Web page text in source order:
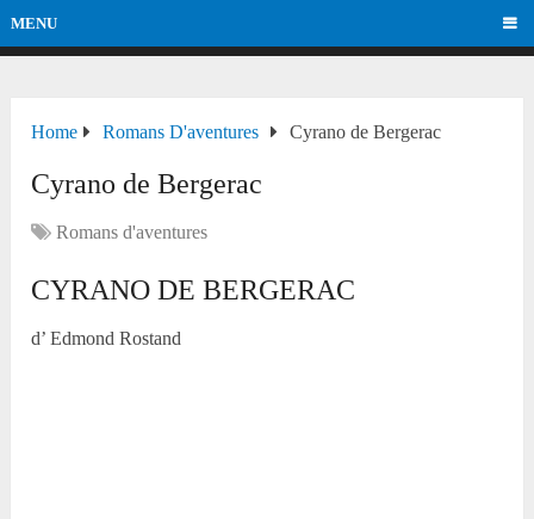
MENU
Home Romans D'aventures Cyrano de Bergerac
Cyrano de Bergerac
Romans d'aventures
CYRANO DE BERGERAC
d’ Edmond Rostand